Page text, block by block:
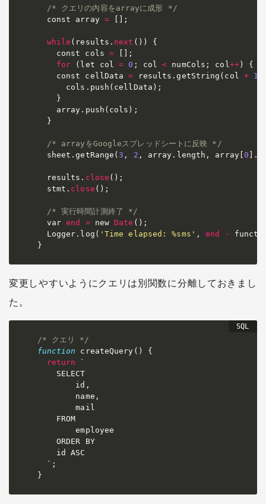
/* クエリの内容をarrayに成形 */
  const array
= ;
while ( results . next ( ) )
{
    const cols
=
;
for
( let col = 0 ; col < numCols ; col++)
{
    const cellData
= results .getString ( col + 1
      cols
. push ( cellData ) ;
    }
    array
. push ( cols ) ;
  }
/* arrayをGoogleスプレッドシートに反映 */
  sheet
.getRange (3 , 2 , array . length , array[ 0 .
  results
. close ( ) ;
  stmt
. close ( ) ;
/* 実行時間計測終了 */
  var
end = new Date ( ) ;
  Logger
. log ( 'Time elapsed: %sms' , end -
変更しやすいようにクエリは別関数に分離しておきまし
た。
/* クエリ */
function createQuery ( )
{
return
`
    SELECT
        id,
        name,
        mail
    FROM
        employee
    ORDER BY
    id ASC
` ;